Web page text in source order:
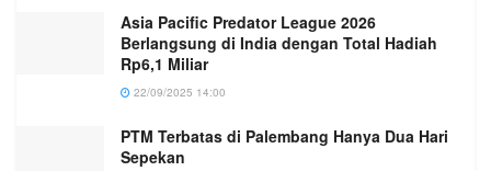
Asia Pacific Predator League 2026
Berlangsung di India dengan Total Hadiah
Rp6,1 Miliar
22/09/2025 14:00
PTM Terbatas di Palembang Hanya Dua Hari
Sepekan